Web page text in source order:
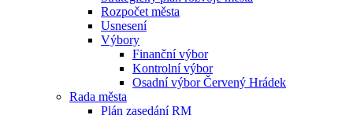
Rozpočet města
Usnesení
Výbory
Finanční výbor
Kontrolní výbor
Osadní výbor Červený Hrádek
Rada města
Plán zasedání RM